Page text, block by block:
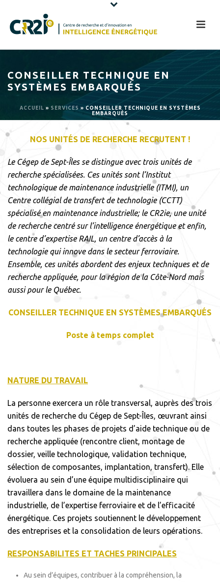
CONSEILLER TECHNIQUE EN
SYSTÈMES EMBARQUÉS
ACCUEIL » SERVICES » CONSEILLER TECHNIQUE EN SYSTÈMES
EMBARQUÉS
NOS UNITÉS DE RECHERCHE RECRUTENT !
Le Cégep de Sept-Îles se distingue avec trois unités de
recherche spécialisées. Ces unités sont l’Institut
technologique de maintenance industrielle (ITMI), un
Centre collégial de transfert de technologie (CCTT)
spécialisé en maintenance industrielle; le CR2ie, une unité
de recherche centré sur l’intelligence énergétique et enfin,
le centre d’expertise RAIL, un centre d’accès à la
technologie qui innove dans le secteur ferroviaire.
Ensemble, ces unités abordent des enjeux techniques et de
recherche appliquée, pour la région de la Côte-Nord mais
aussi pour le Québec.
CONSEILLER TECHNIQUE EN SYSTÈMES EMBARQUÉS
Poste à temps complet
NATURE DU TRAVAIL
La personne exercera un rôle transversal, auprès des trois
unités de recherche du Cégep de Sept-Îles, œuvrant ainsi
dans toutes les phases de projets d’aide technique ou de
recherche appliquée (rencontre client, montage de
dossier, veille technologique, validation technique,
sélection de composantes, implantation, transfert). Elle
évoluera au sein d’une équipe multidisciplinaire qui
travaillera dans le domaine de la maintenance
industrielle, de l’expertise ferroviaire et de l’efficacité
énergétique. Ces projets soutiennent le développement
des entreprises et la consolidation de leurs opérations.
RESPONSABILITES ET TACHES PRINCIPALES
Au sein d’équipes, contribuer à la compréhension, la